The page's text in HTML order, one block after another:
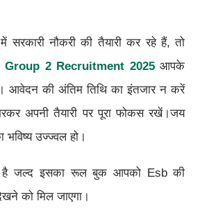
नौकरी की तैयारी कर रहे हैं, तो
Group 2 Recruitment 2025आपके
आवेदन की अंतिम तिथि का इंतजार न करें
अपनी तैयारी पर पूरा फोकस रखें।जय
उज्ज्वल हो।
है जल्द इसका रूल बुक आपको Esb की
को मिल जाएगा।